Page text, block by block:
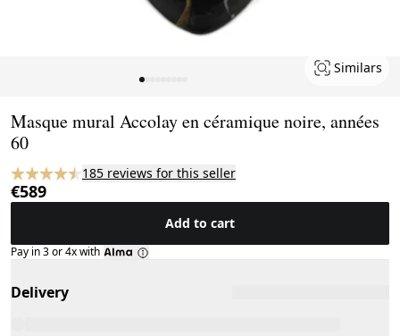
Similars
Masque mural Accolay en céramique noire, années
60
185 reviews for this seller
€589
Add to cart
Pay in 3 or 4x with
Delivery